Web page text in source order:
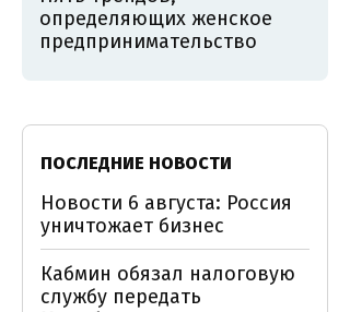
определяющих женское
предпринимательство
ПОСЛЕДНИЕ НОВОСТИ
Новости 6 августа: Россия
уничтожает бизнес
Кабмин обязал налоговую
службу передать